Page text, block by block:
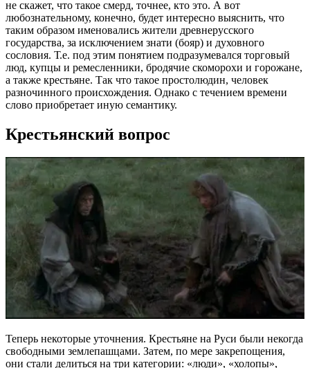
не скажет, что такое смерд, точнее, кто это. А вот
любознательному, конечно, будет интересно выяснить, что
таким образом именовались жители древнерусского
государства, за исключением знати (бояр) и духовного
сословия. Т.е. под этим понятием подразумевался торговый
люд, купцы и ремесленники, бродячие скоморохи и горожане,
а также крестьяне. Так что такое простолюдин, человек
разночинного происхождения. Однако с течением времени
слово приобретает иную семантику.
Крестьянский вопрос
Теперь некоторые уточнения. Крестьяне на Руси были некогда
свободными землепашцами. Затем, по мере закрепощения,
они стали делиться на три категории: «люди», «холопы»,